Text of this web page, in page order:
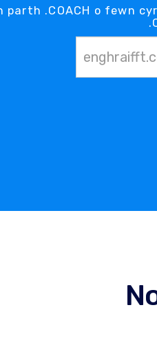
parth .COACH o fewn